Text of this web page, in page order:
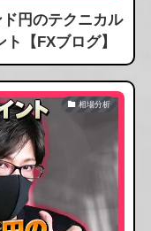
ド円のテクニカル
【FXブログ】
相場分析